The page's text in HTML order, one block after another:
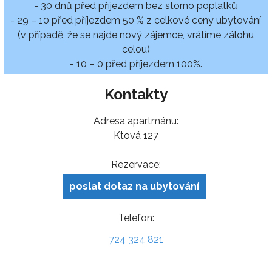
- 30 dnů před příjezdem bez storno poplatků
- 29 – 10 před příjezdem 50 % z celkové ceny ubytování
(v případě, že se najde nový zájemce, vrátíme zálohu
celou)
- 10 – 0 před příjezdem 100%.
Kontakty
Adresa apartmánu:
Ktová 127
Rezervace:
poslat dotaz na ubytování
Telefon:
724 324 821